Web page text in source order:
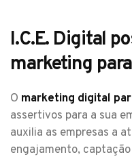
I.C.E. Digital
marketing
O marketing digital
assertivos para a sua
auxilia as empresas a
engajamento,